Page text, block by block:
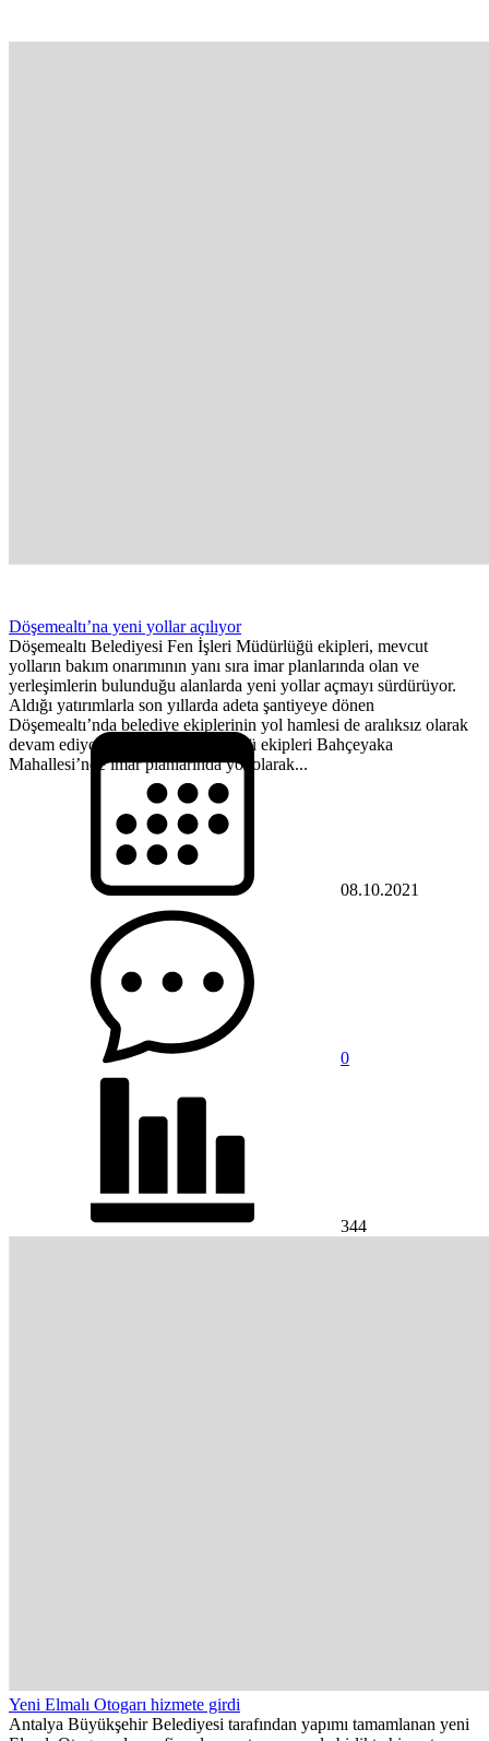
Döşemealtı’na yeni yollar açılıyor
Döşemealtı Belediyesi Fen İşleri Müdürlüğü ekipleri, mevcut
yolların bakım onarımının yanı sıra imar planlarında olan ve
yerleşimlerin bulunduğu alanlarda yeni yollar açmayı sürdürüyor.
Aldığı yatırımlarla son yıllarda adeta şantiyeye dönen
Döşemealtı’nda belediye ekiplerinin yol hamlesi de aralıksız olarak
devam ediyor. Fen İşleri Müdürlüğü ekipleri Bahçeyaka
Mahallesi’nde imar planlarında yol olarak...
08.10.2021
0
344
Yeni Elmalı Otogarı hizmete girdi
Antalya Büyükşehir Belediyesi tarafından yapımı tamamlanan yeni